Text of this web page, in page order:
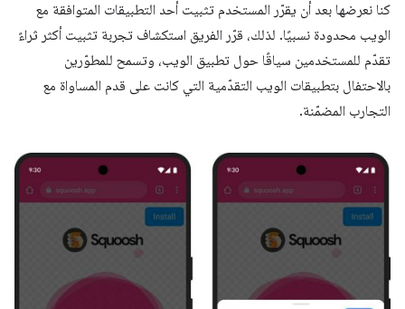
كنا نعرضها بعد أن يقرّر المستخدم تثبيت أحد التطبيقات المتوافقة مع
الويب محدودة نسبيًا. لذلك، قرّر الفريق استكشاف تجربة تثبيت أكثر ثراءً
تقدّم للمستخدمين سياقًا حول تطبيق الويب، وتسمح للمطوّرين
بالاحتفال بتطبيقات الويب التقدّمية التي كانت على قدم المساواة مع
التجارب المضمّنة.